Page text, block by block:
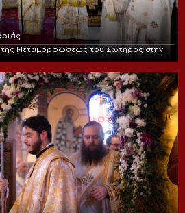
Μεταμορφώσεως του Σωτήρος στην